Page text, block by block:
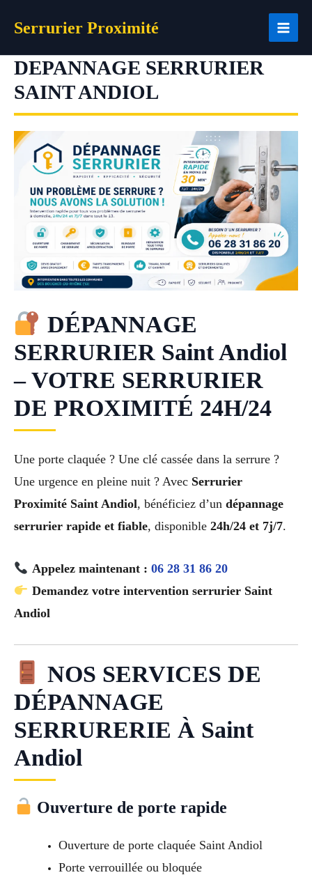
Serrurier Proximité
DEPANNAGE SERRURIER
SAINT ANDIOL
DÉPANNAGE
SERRURIER Saint Andiol
– VOTRE SERRURIER
DE PROXIMITÉ 24H/24
Une porte claquée ? Une clé cassée dans la serrure ?
Une urgence en pleine nuit ? Avec Serrurier
Proximité Saint Andiol, bénéficiez d’un dépannage
serrurier rapide et fiable, disponible 24h/24 et 7j/7.
Appelez maintenant : 06 28 31 86 20
Demandez votre intervention serrurier Saint
Andiol
NOS SERVICES DE
DÉPANNAGE
SERRURERIE À Saint
Andiol
Ouverture de porte rapide
Ouverture de porte claquée Saint Andiol
Porte verrouillée ou bloquée